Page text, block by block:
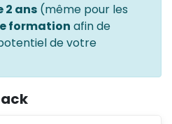
2 ans (même pour les
formation afin de
de votre